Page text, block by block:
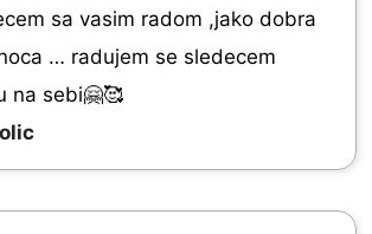
sa vasim radom ,jako dobra
… radujem se sledecem
na sebi🤗🥰